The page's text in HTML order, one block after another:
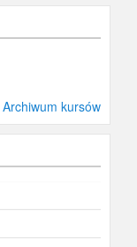
Archiwum kursów